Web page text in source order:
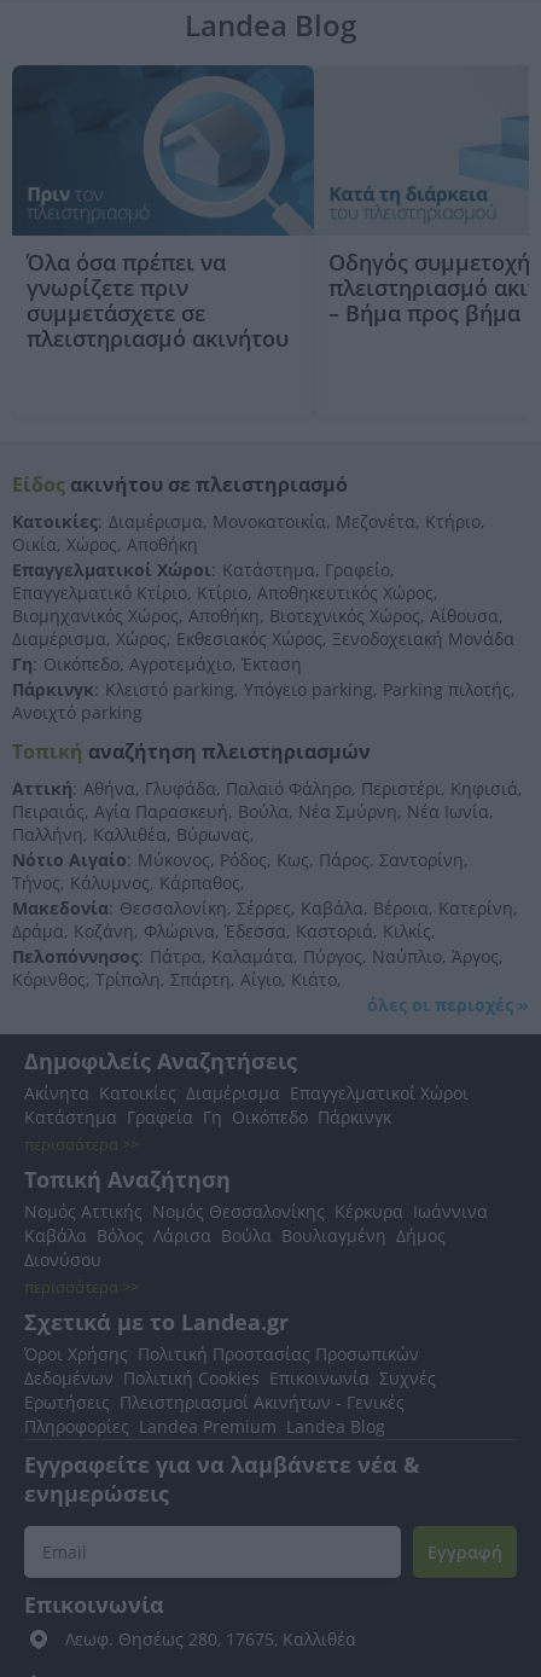
Landea Blog
Όλα όσα πρέπει να
γνωρίζετε πριν
συμμετάσχετε σε
πλειστηριασμό ακινήτου
Οδηγός
πλειστηριασμό
– Βήμα προς βήμα
Είδος ακινήτου σε πλειστηριασμό
Κατοικίες: Διαμέρισμα, Μονοκατοικία, Μεζονέτα, Κτήριο,
Οικία, Χώρος, Αποθήκη
Επαγγελματικοί Χώροι: Κατάστημα, Γραφείο,
Επαγγελματικό Κτίριο, Κτίριο, Αποθηκευτικός Χώρος,
Βιομηχανικός Χώρος, Αποθήκη, Βιοτεχνικός Χώρος, Αίθουσα,
Διαμέρισμα, Χώρος, Εκθεσιακός Χώρος, Ξενοδοχειακή Μονάδα
Γη: Οικόπεδο, Αγροτεμάχιο, Έκταση
Πάρκινγκ: Κλειστό parking, Υπόγειο parking, Parking πιλοτής,
Ανοιχτό parking
Τοπική αναζήτηση πλειστηριασμών
Αττική: Αθήνα, Γλυφάδα, Παλαιό Φάληρο, Περιστέρι, Κηφισιά,
Πειραιάς, Αγία Παρασκευή, Βούλα, Νέα Σμύρνη, Νέα Ιωνία,
Παλλήνη, Καλλιθέα, Βύρωνας,
Νότιο Αιγαίο: Μύκονος, Ρόδος, Κως, Πάρος, Σαντορίνη,
Τήνος, Κάλυμνος, Κάρπαθος,
Μακεδονία: Θεσσαλονίκη, Σέρρες, Καβάλα, Βέροια, Κατερίνη,
Δράμα, Κοζάνη, Φλώρινα, Έδεσσα, Καστοριά, Κιλκίς,
Πελοπόννησος: Πάτρα, Καλαμάτα, Πύργος, Ναύπλιο, Άργος,
Κόρινθος, Τρίπολη, Σπάρτη, Αίγιο, Κιάτο,
όλες οι περιοχές »
Δημοφιλείς Αναζητήσεις
Ακίνητα Κατοικίες Διαμέρισμα Επαγγελματικοί Χώροι
Κατάστημα Γραφεία Γη Οικόπεδο Πάρκινγκ
περισσότερα >>
Τοπική Αναζήτηση
Νομός Αττικής Νομός Θεσσαλονίκης Κέρκυρα Ιωάννινα
Καβάλα Βόλος Λάρισα Βούλα Βουλιαγμένη Δήμος
Διονύσου
περισσότερα >>
Σχετικά με το Landea.gr
Όροι Χρήσης Πολιτική Προστασίας Προσωπικών
Δεδομένων Πολιτική Cookies Επικοινωνία Συχνές
Ερωτήσεις Πλειστηριασμοί Ακινήτων - Γενικές
Πληροφορίες Landea Premium Landea Blog
Εγγραφείτε για να λαμβάνετε νέα &
ενημερώσεις
Εγγραφή
Επικοινωνία
Λεωφ. Θησέως 280, 17675, Καλλιθέα